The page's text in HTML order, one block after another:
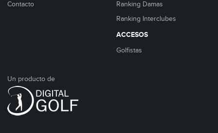
Contacto
Ranking Damas
Ranking Interclubes
ACCESOS
Golfistas
Un producto de